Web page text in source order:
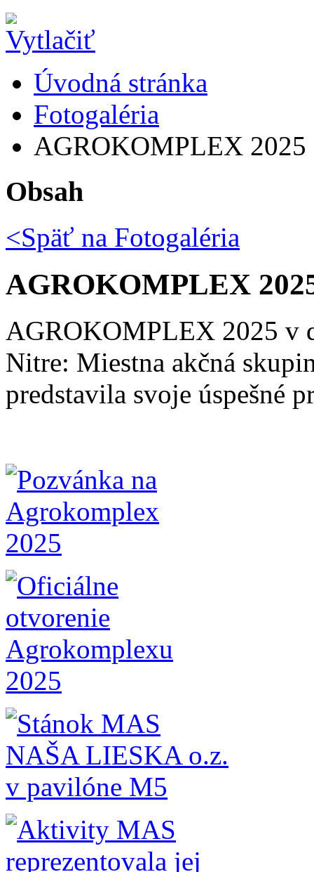
Úvodná stránka
Fotogaléria
AGROKOMPLEX 2025
Obsah
<Späť na Fotogaléria
AGROKOMPLEX
AGROKOMPLEX 2025 v
Nitre: Miestna akčná
predstavila svoje úspešné